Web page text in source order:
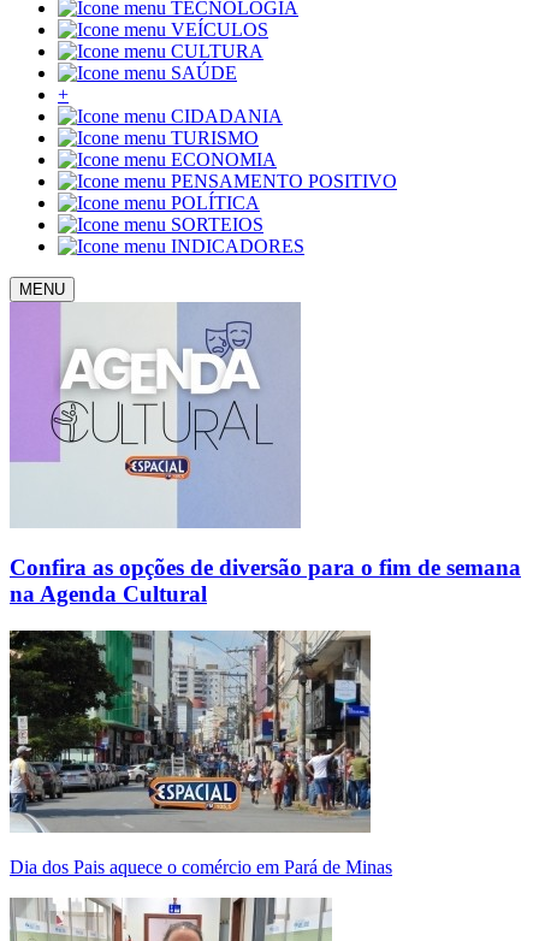
TECNOLOGIA
VEÍCULOS
CULTURA
SAÚDE
+
CIDADANIA
TURISMO
ECONOMIA
PENSAMENTO POSITIVO
POLÍTICA
SORTEIOS
INDICADORES
MENU
Confira as opções de diversão para o fim de semana
na Agenda Cultural
Dia dos Pais aquece o comércio em Pará de Minas